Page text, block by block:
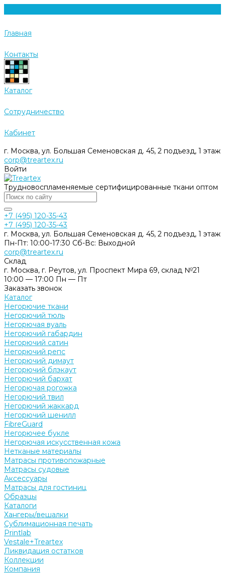
Главная
Контакты
Каталог
Cотрудничество
Кабинет
г. Москва, ул. Большая Семеновская д. 45, 2 подъезд, 1 этаж
corp@treartex.ru
Войти
Трудновоспламеняемые сертифицированные ткани оптом
+7 (495) 120-35-43
+7 (495) 120-35-43
г. Москва, ул. Большая Семеновская д. 45, 2 подъезд, 1 этаж
Пн-Пт: 10:00-17:30 Cб-Вс: Выходной
corp@treartex.ru
Склад
г. Москва, г. Реутов, ул. Проспект Мира 69, склад №21
10:00 — 17:00 Пн — Пт
Заказать звонок
Каталог
Негорючие ткани
Негорючий тюль
Негорючая вуаль
Негорючий габардин
Негорючий сатин
Негорючий репс
Негорючий димаут
Негорючий блэкаут
Негорючий бархат
Негорючая рогожка
Негорючий твил
Негорючий жаккард
Негорючий шенилл
FibreGuard
Негорючее букле
Негорючая искусственная кожа
Нетканые материалы
Матрасы противопожарные
Матрасы судовые
Аксессуары
Матрасы для гостиниц
Образцы
Каталоги
Хангеры/вешалки
Сублимационная печать
Printlab
Vestale+Treartex
Ликвидация остатков
Коллекции
Компания